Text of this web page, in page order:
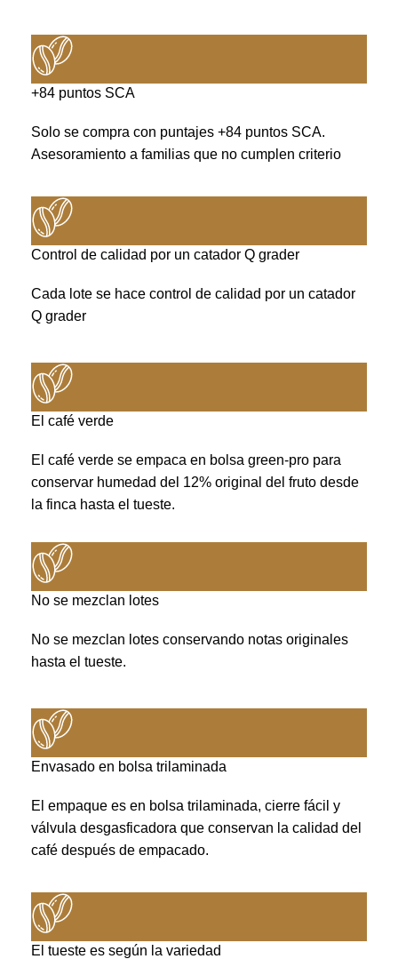
+84 puntos SCA
Solo se compra con puntajes +84 puntos SCA.
Asesoramiento a familias que no cumplen criterio
Control de calidad por un catador Q grader
Cada lote se hace control de calidad por un catador
Q grader
El café verde
El café verde se empaca en bolsa green-pro para
conservar humedad del 12% original del fruto desde
la finca hasta el tueste.
No se mezclan lotes
No se mezclan lotes conservando notas originales
hasta el tueste.
Envasado en bolsa trilaminada
El empaque es en bolsa trilaminada, cierre fácil y
válvula desgasficadora que conservan la calidad del
café después de empacado.
El tueste es según la variedad